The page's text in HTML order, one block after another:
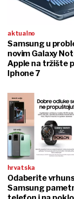
aktualno
Samsung u
novim Galaxy
Apple na tržište
Iphone 7
hrvatska
Odaberite
Samsung